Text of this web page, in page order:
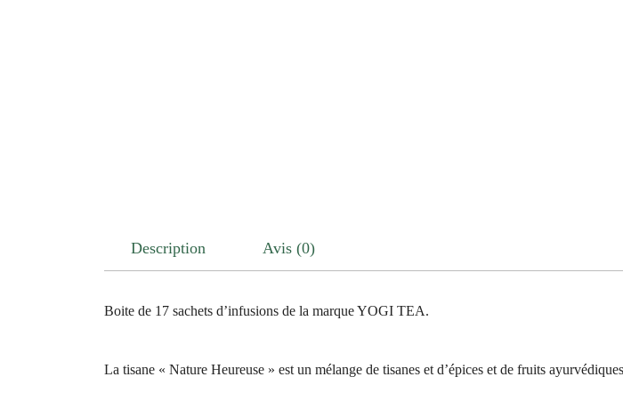
Description Avis (0)
Boite de 17 sachets d’infusions de la marque YOGI TEA.
La tisane « Nature Heureuse » est un mélange de tisanes et d’épices et de fruits